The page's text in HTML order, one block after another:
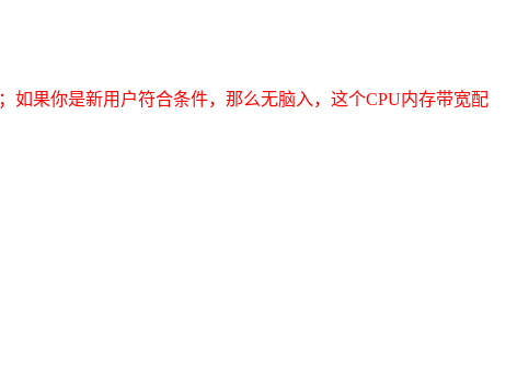
；如果你是新用户符合条件，那么无脑入，这个CPU内存带宽配